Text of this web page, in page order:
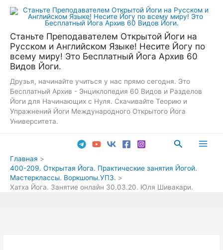
Перейти
Станьте Преподавателем Открытой Йоги на
Русском и Английском Языке! Несите Йогу по
всему миру! Это Бесплатный Йога Архив 60
Видов Йоги.
Друзья, начинайте учиться у нас прямо сегодня. Это
Бесплатный Архив - Энциклопедия 60 Видов и Разделов
Йоги для Начинающих с Нуля. Скачивайте Теорию и
Упражнений Йоги Международного Открытого Йога
Университета.
Поиск
Главная
400-209. Открытая Йога. Практические занятия Йогой.
Мастерклассы. Воркшопы.УПЗ.
Хатха Йога. Занятие онлайн 30.03.20. Юля Шивакари.